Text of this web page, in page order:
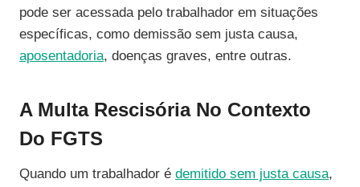
pode ser acessada pelo trabalhador em situações
específicas, como demissão sem justa causa,
aposentadoria, doenças graves, entre outras.
A Multa Rescisória No Contexto
Do FGTS
Quando um trabalhador é demitido sem justa causa,